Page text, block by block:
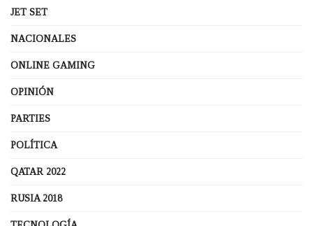
JET SET
NACIONALES
ONLINE GAMING
OPINIÓN
PARTIES
POLÍTICA
QATAR 2022
RUSIA 2018